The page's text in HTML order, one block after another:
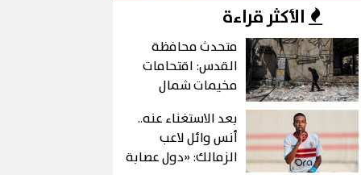
الأكثر قراءة
متحدث محافظة
القدس: اقتحامات
مخيمات شمال
لمشروعات
استيطانية وليست
لأهداف أمنية
بعد الاستغناء عنه..
أنس وائل لاعب
الزمالك: «دول عصابة